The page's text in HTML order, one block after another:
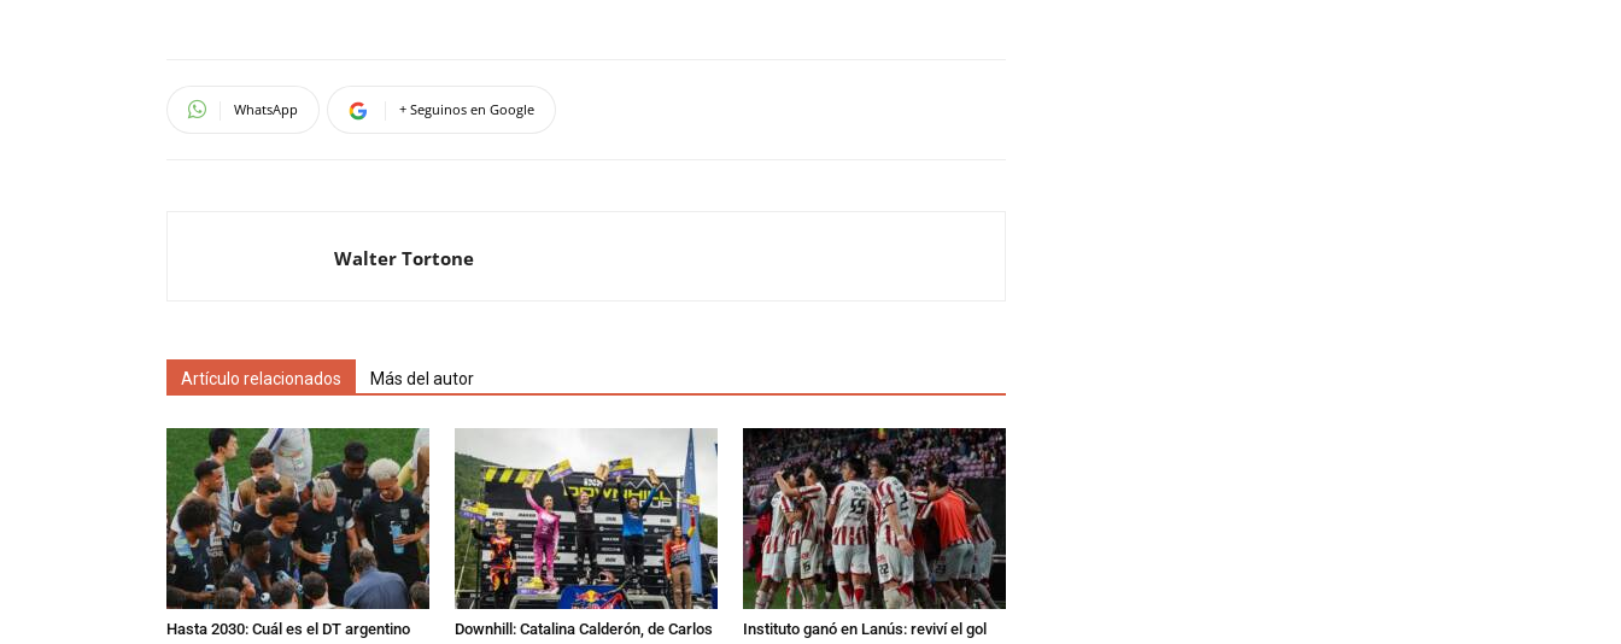
WhatsApp + Seguinos en Google
Walter Tortone
Artículo relacionados Más del autor
Hasta 2030: Cuál es el DT argentino
Downhill: Catalina Calderón, de Carlos
Instituto ganó en Lanús: reviví el gol